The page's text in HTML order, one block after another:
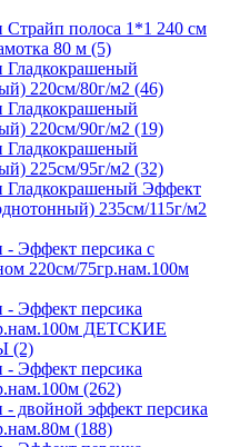
Страйп полоса 1*1 240 см
80 м (5)
Гладкокрашеный
220см/80г/м2 (46)
Гладкокрашеный
220см/90г/м2 (19)
Гладкокрашеный
225см/95г/м2 (32)
Гладкокрашеный Эффект
235см/115г/м2
- Эффект персика с
220см/75гр.нам.100м
- Эффект персика
ДЕТСКИЕ
(2)
- Эффект персика
(262)
- двойной эффект персика
(188)